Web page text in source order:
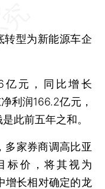
转型为新能源车企
元，同比增长
利润166.2亿元，
此前五年之和。
家券商调高比亚
标价，将其视为
增长相对确定的龙